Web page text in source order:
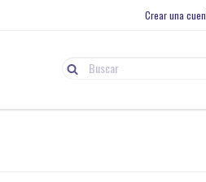
Crear una